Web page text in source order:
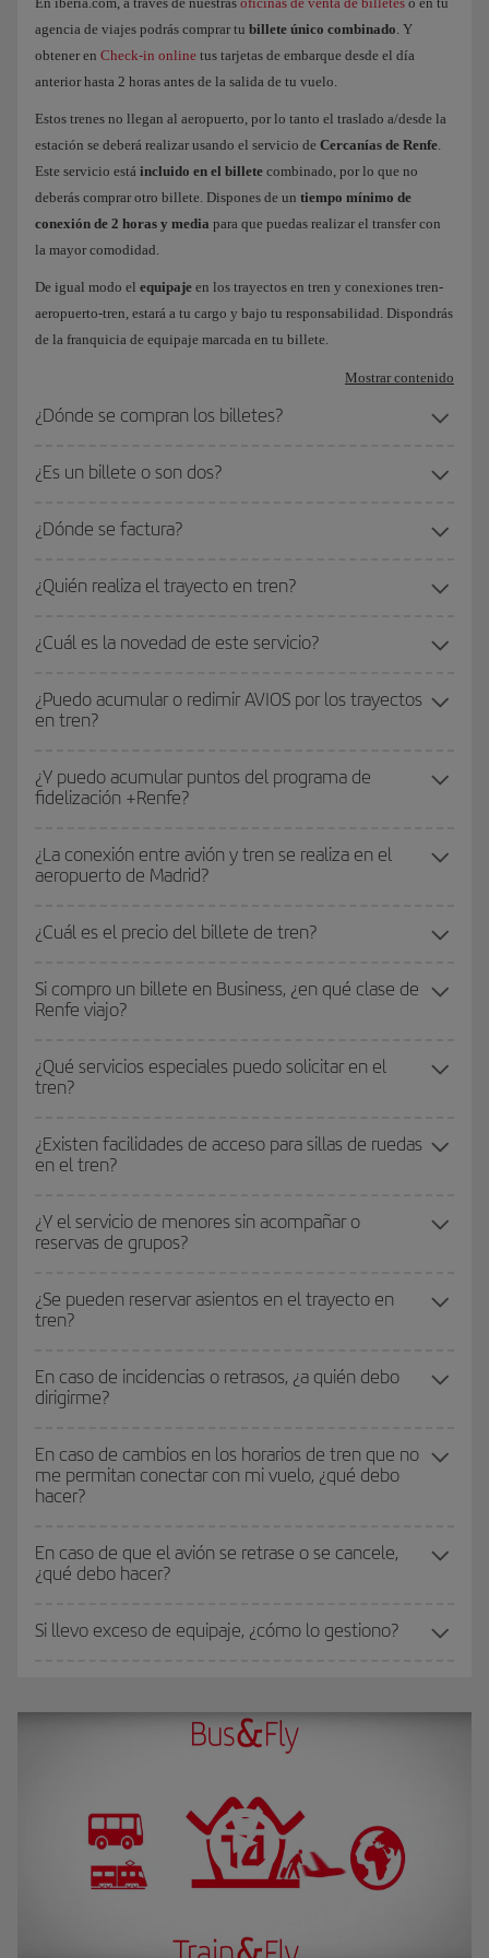
agencia de viajes podrás comprar tu billete único combinado. Y
obtener en Check-in online tus tarjetas de embarque desde el día
anterior hasta 2 horas antes de la salida de tu vuelo.
Estos trenes no llegan al aeropuerto, por lo tanto el traslado a/desde la
estación se deberá realizar usando el servicio de Cercanías de Renfe.
Este servicio está incluido en el billete combinado, por lo que no
deberás comprar otro billete. Dispones de un tiempo mínimo de
conexión de 2 horas y media para que puedas realizar el transfer con
la mayor comodidad.
De igual modo el equipaje en los trayectos en tren y conexiones tren-
aeropuerto-tren, estará a tu cargo y bajo tu responsabilidad. Dispondrás
de la franquicia de equipaje marcada en tu billete.
Mostrar contenido
¿Dónde se compran los billetes?
¿Es un billete o son dos?
¿Dónde se factura?
¿Quién realiza el trayecto en tren?
¿Cuál es la novedad de este servicio?
¿Puedo acumular o redimir AVIOS por los trayectos
en tren?
¿Y puedo acumular puntos del programa de
fidelización +Renfe?
¿La conexión entre avión y tren se realiza en el
aeropuerto de Madrid?
¿Cuál es el precio del billete de tren?
Si compro un billete en Business, ¿en qué clase de
Renfe viajo?
¿Qué servicios especiales puedo solicitar en el
tren?
¿Existen facilidades de acceso para sillas de ruedas
en el tren?
¿Y el servicio de menores sin acompañar o
reservas de grupos?
¿Se pueden reservar asientos en el trayecto en
tren?
En caso de incidencias o retrasos, ¿a quién debo
dirigirme?
En caso de cambios en los horarios de tren que no
me permitan conectar con mi vuelo, ¿qué debo
hacer?
En caso de que el avión se retrase o se cancele,
¿qué debo hacer?
Si llevo exceso de equipaje, ¿cómo lo gestiono?